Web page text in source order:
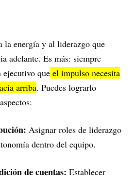
la energía y al liderazgo que
adelante. Es más: siempre
ejecutivo que el impulso necesita
arriba. Puedes lograrlo
Asignar roles de liderazgo
dentro del equipo.
de cuentas: Establecer